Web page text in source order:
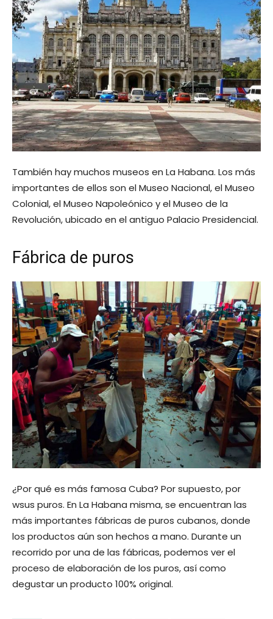
También hay muchos museos en La Habana. Los más
importantes de ellos son el Museo Nacional, el Museo
Colonial, el Museo Napoleónico y el Museo de la
Revolución, ubicado en el antiguo Palacio Presidencial.
Fábrica de puros
¿Por qué es más famosa Cuba? Por supuesto, por
wsus puros. En La Habana misma, se encuentran las
más importantes fábricas de puros cubanos, donde
los productos aún son hechos a mano. Durante un
recorrido por una de las fábricas, podemos ver el
proceso de elaboración de los puros, así como
degustar un producto 100% original.